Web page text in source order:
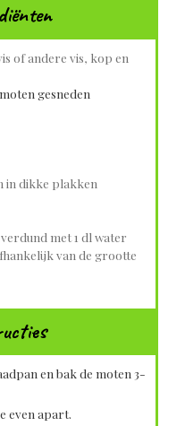
of andere vis, kop en
gesneden
in dikke plakken
verdund met 1 dl water
van de grootte
en bak de moten 3-
even apart.